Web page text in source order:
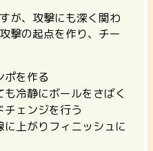
が、攻撃にも深く関わ
撃の起点を作り、チー
ポを作る
冷静にボールをさばく
チェンジを行う
上がりフィニッシュに